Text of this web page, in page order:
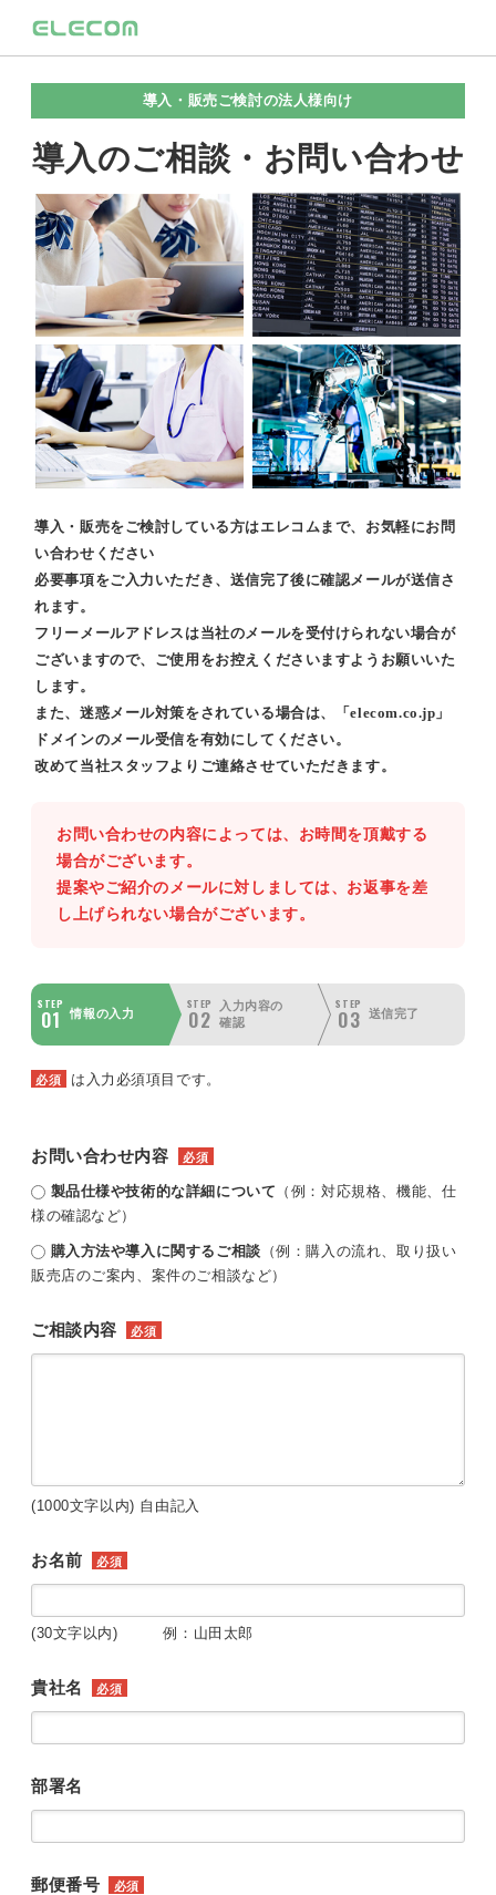
導入・販売ご検討の法人様向け
導入のご相談・お問い合わせ
導入・販売をご検討している方はエレコムまで、お気軽にお問
い合わせください
必要事項をご入力いただき、送信完了後に確認メールが送信さ
れます。
フリーメールアドレスは当社のメールを受付けられない場合が
ございますので、ご使用をお控えくださいますようお願いいた
します。
また、迷惑メール対策をされている場合は、「elecom.co.jp」
ドメインのメール受信を有効にしてください。
改めて当社スタッフよりご連絡させていただきます。
お問い合わせの内容によっては、お時間を頂戴する
場合がございます。
提案やご紹介のメールに対しましては、お返事を差
し上げられない場合がございます。
STEP
01 情報の入力
STEP
02
入力内容の
確認
STEP
03 送信完了
必須 は入力必須項目です。
お問い合わせ内容 必須
製品仕様や技術的な詳細について （例：対応規格、機能、仕
様の確認など）
購入方法や導入に関するご相談 （例：購入の流れ、取り扱い
販売店のご案内、案件のご相談など）
ご相談内容 必須
(1000文字以内) 自由記入
お名前 必須
(30文字以内) 例：山田太郎
貴社名 必須
部署名
郵便番号 必須